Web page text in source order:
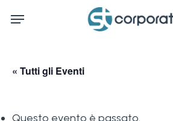
Menu
« Tutti gli Eventi
Questo evento è passato.